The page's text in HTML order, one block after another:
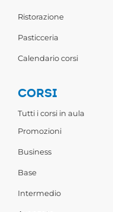
Ristorazione
Pasticceria
Calendario corsi
CORSI
Tutti i corsi in aula
Promozioni
Business
Base
Intermedio